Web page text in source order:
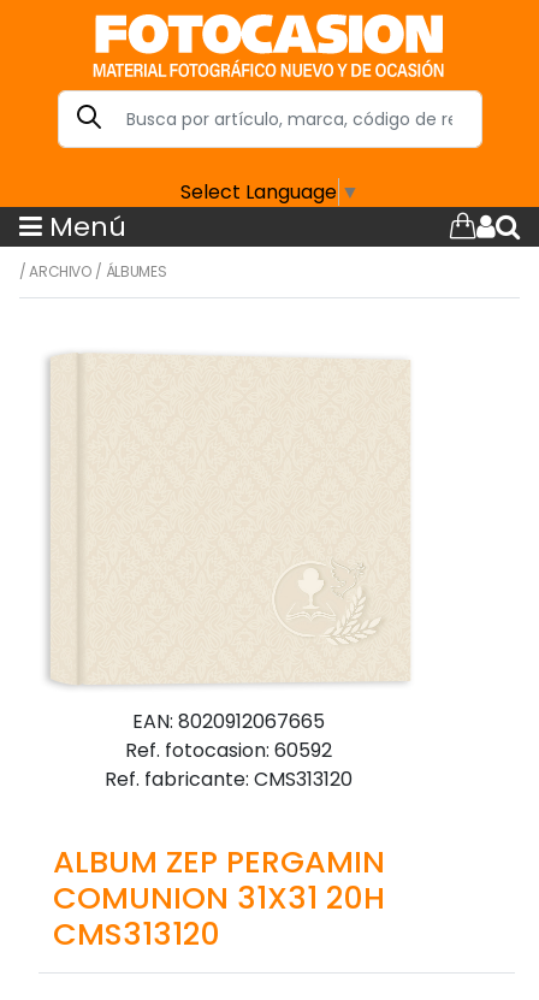
Select Language ▼
Menú
/ARCHIVO/ ÁLBUMES
EAN: 8020912067665
Ref. fotocasion: 60592
Ref. fabricante: CMS313120
ALBUM ZEP PERGAMIN
COMUNION 31X31 20H
CMS313120